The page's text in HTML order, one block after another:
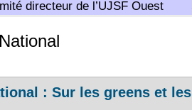
directeur de l’UJSF Ouest
: Sur les greens et